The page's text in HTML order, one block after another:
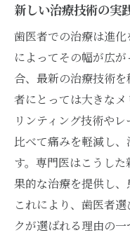
新しい治療技術の実
歯医者での治療は進
によってその幅が広
合、最新の治療技術
者にとっては大きな
リンティング技術や
比べて痛みを軽減し
す。専門医はこうし
果的な治療を提供し、
これにより、歯医者
クが選ばれる理由の一